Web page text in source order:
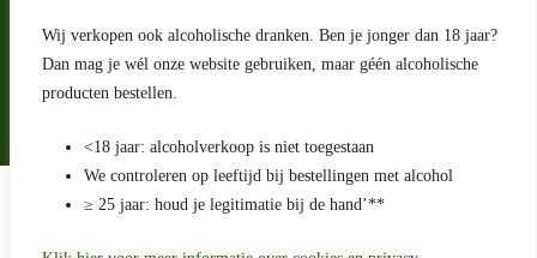
Wij verkopen ook alcoholische dranken. Ben je jonger dan 18 jaar?
Dan mag je wél onze website gebruiken, maar géén alcoholische
producten bestellen.
<18 jaar: alcoholverkoop is niet toegestaan
We controleren op leeftijd bij bestellingen met alcohol
≥ 25 jaar: houd je legitimatie bij de hand’**
Herroepingsrecht
Bij bezorging van alcoholhoudende dranken voert de bezorger
Algemene voorwaarden